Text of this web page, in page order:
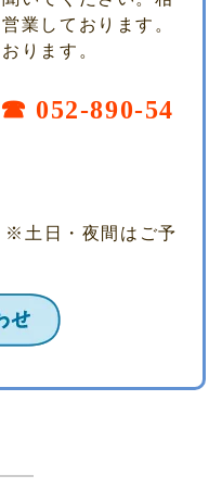
業しております。
ります。
052-890-54
※土日・夜間はご予